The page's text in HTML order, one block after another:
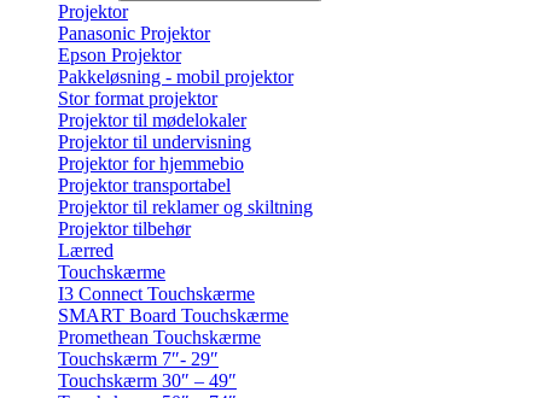
Projektor
Panasonic Projektor
Epson Projektor
Pakkeløsning - mobil projektor
Stor format projektor
Projektor til mødelokaler
Projektor til undervisning
Projektor for hjemmebio
Projektor transportabel
Projektor til reklamer og skiltning
Projektor tilbehør
Lærred
Touchskærme
I3 Connect Touchskærme
SMART Board Touchskærme
Promethean Touchskærme
Touchskærm 7″- 29″
Touchskærm 30″ – 49″